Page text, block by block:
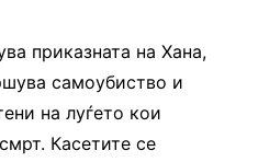
приказната на Хана,
самоубиство и
на луѓето кои
Касетите се